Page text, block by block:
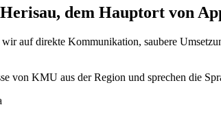
dem Hauptort von
auf direkte Kommunikation, saubere
von KMU aus der Region und sprechen die